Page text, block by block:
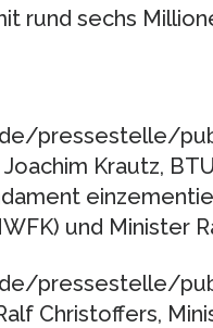
rund sechs
pressestelle/
Krautz,
und Minister
pressestelle/
Christoffers,